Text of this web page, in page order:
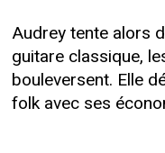
Audrey tente alors
guitare classique,
bouleversent. Elle
folk avec ses